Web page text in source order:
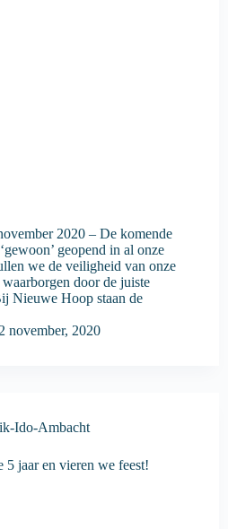
2020 – De komende
geopend in al onze
we de veiligheid van onze
door de juiste
Nieuwe Hoop staan de
2 november, 2020
Ido-Ambacht
5 jaar en vieren we feest!